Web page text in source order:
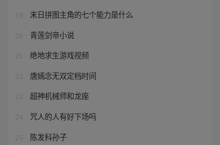
19 末日拼图主角的七个能力是什么
20 青莲剑帝小说
21 绝地求生游戏视频
22 唐嫣念无双定档时间
23 超神机械师和龙座
24 咒人的人有好下场吗
25 陈发科孙子